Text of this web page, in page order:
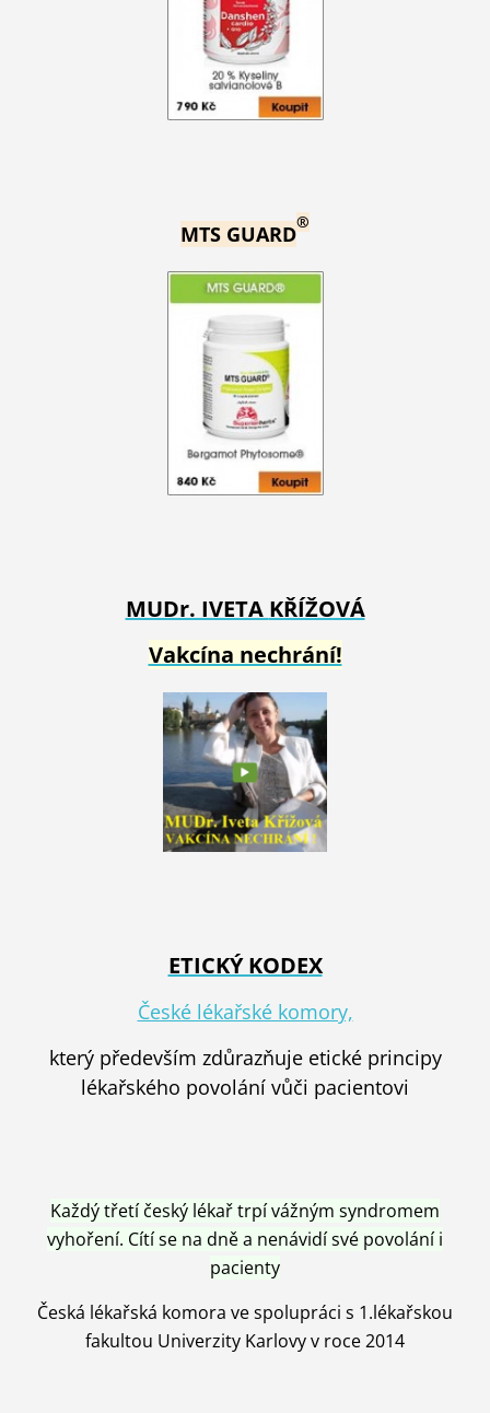
MTS GUARD®
MUDr. IVETA KŘÍŽOVÁ
Vakcína nechrání!
ETICKÝ KODEX
České lékařské komory,
který především zdůrazňuje etické principy
lékařského povolání vůči pacientovi
Každý třetí český lékař trpí vážným syndromem
vyhoření. Cítí se na dně a nenávidí své povolání i
pacienty
Česká lékařská komora ve spolupráci s 1.lékařskou
fakultou Univerzity Karlovy v roce 2014